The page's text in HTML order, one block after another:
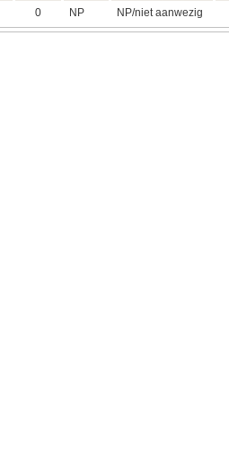
0 NP NP/niet aanwezig